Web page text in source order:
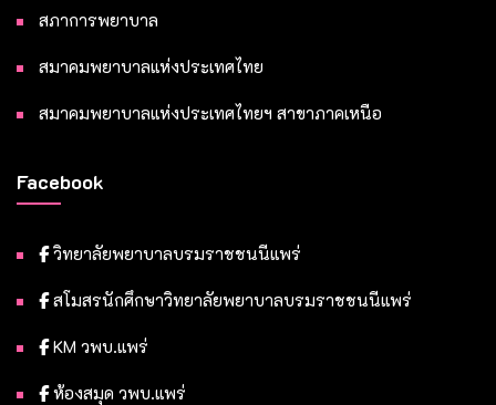
สภาการพยาบาล
สมาคมพยาบาลแห่งประเทศไทย
สมาคมพยาบาลแห่งประเทศไทยฯ สาขาภาคเหนือ
Facebook
วิทยาลัยพยาบาลบรมราชชนนีแพร่
สโมสรนักศึกษาวิทยาลัยพยาบาลบรมราชชนนีแพร่
KM วพบ.แพร่
ห้องสมุด วพบ.แพร่